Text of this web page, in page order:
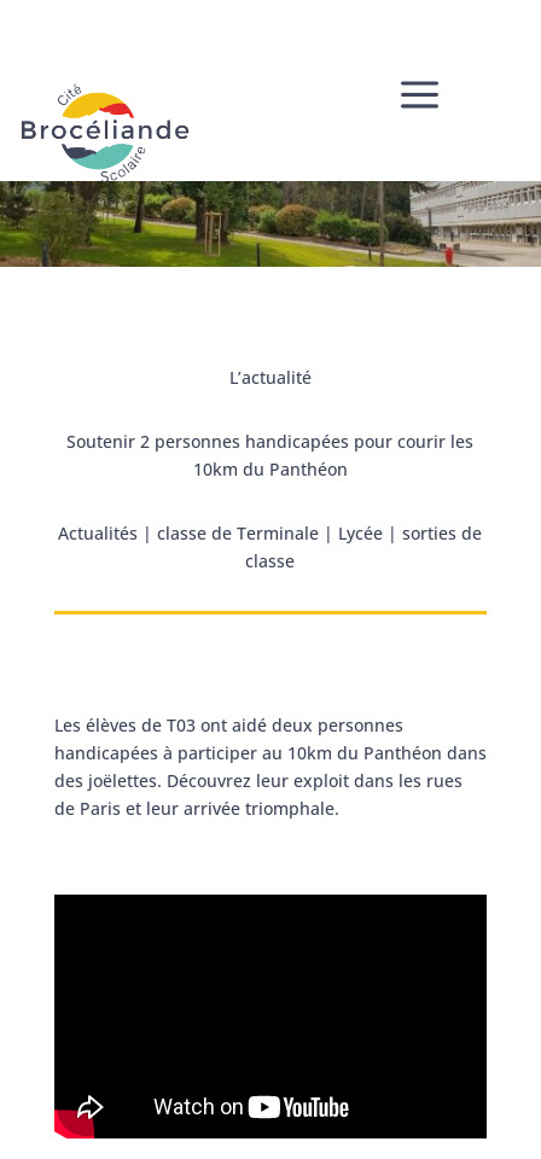
a
L’actualité
Soutenir 2 personnes handicapées pour courir les
10km du Panthéon
Actualités |classe de Terminale | Lycée |sorties de
classe
Les élèves de T03 ont aidé deux personnes
handicapées à participer au 10km du Panthéon dans
des joëlettes. Découvrez leur exploit dans les rues
de Paris et leur arrivée triomphale.